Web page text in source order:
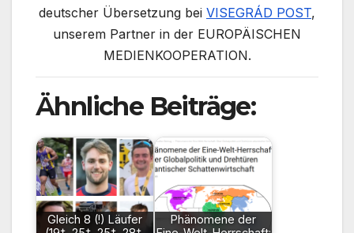
deutscher Übersetzung bei VISEGRÁD POST,
unserem Partner in der EUROPÄISCHEN
MEDIENKOOPERATION.
Ähnliche Beiträge:
Gleich 8 (!) Läufer
Phänomene der